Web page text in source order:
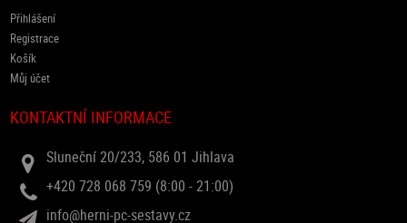
Přihlášení
Registrace
Košík
Můj účet
KONTAKTNÍ INFORMACE
Sluneční 20/233, 586 01 Jihlava
+420 728 068 759 (8:00 - 21:00)
info@herni-pc-sestavy.cz